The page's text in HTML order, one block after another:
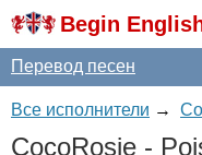
Begin
Перевод песен
Все исполнители →
CocoRosie -